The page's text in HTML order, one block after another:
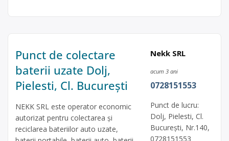
Punct de colectare
baterii uzate Dolj,
Pielesti, Cl. București
NEKK SRL este operator economic
autorizat pentru colectarea și
reciclarea bateriilor auto uzate,
Nekk SRL
acum 3 ani
0728151553
Punct de lucru:
Dolj, Pielesti, Cl.
București, Nr.140,
0728151553